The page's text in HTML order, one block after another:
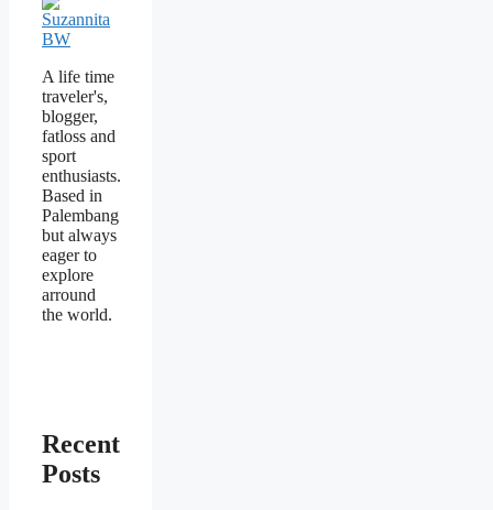
A life time
traveler's,
blogger,
fatloss and
sport
enthusiasts.
Based in
Palembang
but always
eager to
explore
arround
the world.
Recent
Posts